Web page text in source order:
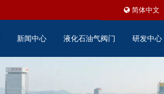
简体中文
新闻中心 液化石油气阀门 研发中心